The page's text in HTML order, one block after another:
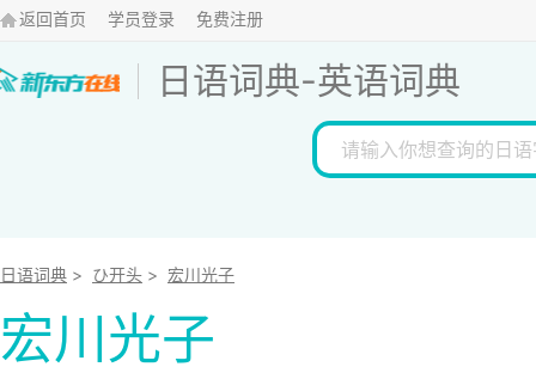
返回首页 学员登录 免费注册
日语词典-英语词典
日语词典 > ひ开头 > 宏川光子
宏川光子